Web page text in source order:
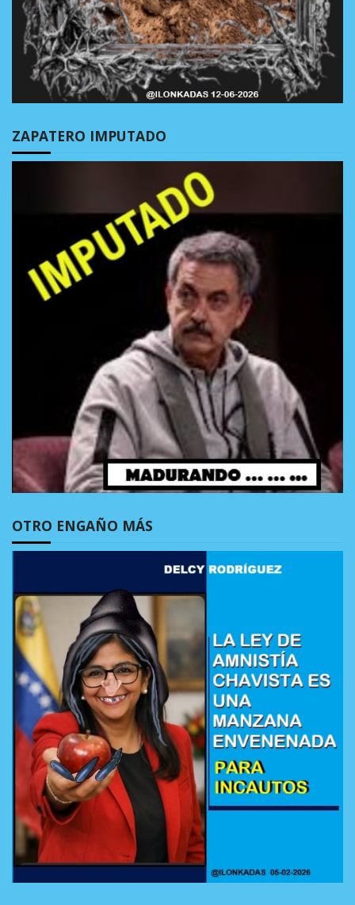
ZAPATERO IMPUTADO
OTRO ENGAÑO MÁS